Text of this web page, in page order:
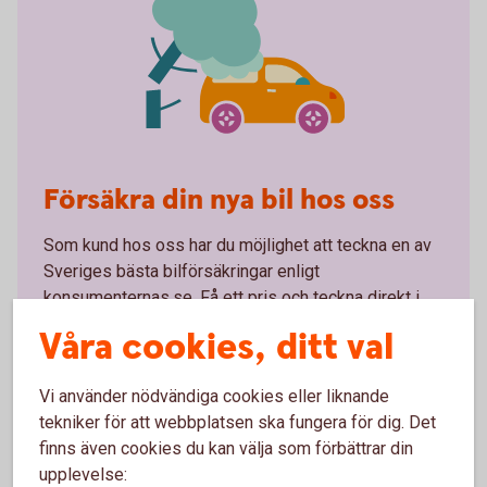
Försäkra din nya bil hos oss
Som kund hos oss har du möjlighet att teckna en av
Sveriges bästa bilförsäkringar enligt
konsumenternas.se. Få ett pris och teckna direkt i
Se pris för bilförsäkring
Våra cookies, ditt val
Vi använder nödvändiga cookies eller liknande
tekniker för att webbplatsen ska fungera för dig. Det
finns även cookies du kan välja som förbättrar din
upplevelse: